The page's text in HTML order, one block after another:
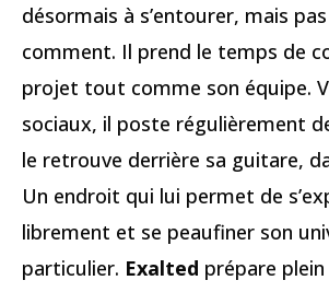
désormais à s’entourer, mais
comment. Il prend le temps de
projet tout comme son équipe.
sociaux, il poste régulièrement
le retrouve derrière sa guitare,
Un endroit qui lui permet de
librement et se peaufiner son
particulier. Exalted prépare